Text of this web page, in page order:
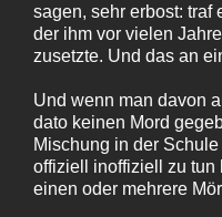
sagen, sehr erbost: traf
der ihm vor vielen
zusetzte. Und das an
Und wenn man davon
dato keinen Mord
Mischung in der
offiziell inoffiziell zu tun
einen oder mehrere